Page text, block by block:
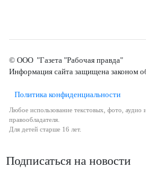
© ООО "Газета "Рабочая правда"
Информация сайта защищена законом
Политика конфиденциальности
Любое использование текстовых, фото, аудио
правообладателя.
Для детей старше 16 лет.
Подписаться на новости